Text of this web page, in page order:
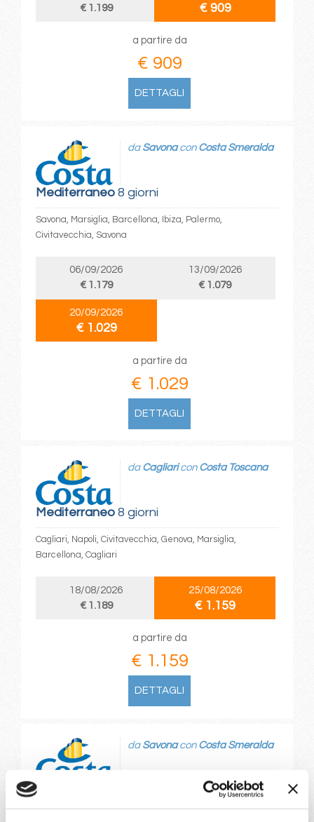
€ 1.199
€ 909
a partire da
€ 909
DETTAGLI
Mediterraneo8 giorni
da Savonacon Costa Smeralda
Savona, Marsiglia, Barcellona, Ibiza, Palermo,
Civitavecchia, Savona
06/09/2026
€ 1.179
13/09/2026
€ 1.079
20/09/2026
€ 1.029
a partire da
€ 1.029
DETTAGLI
Mediterraneo8 giorni
da Cagliaricon Costa Toscana
Cagliari, Napoli, Civitavecchia, Genova, Marsiglia,
Barcellona, Cagliari
18/08/2026
€ 1.189
25/08/2026
€ 1.159
a partire da
€ 1.159
DETTAGLI
Mediterraneo
da Savonacon Costa Smeralda